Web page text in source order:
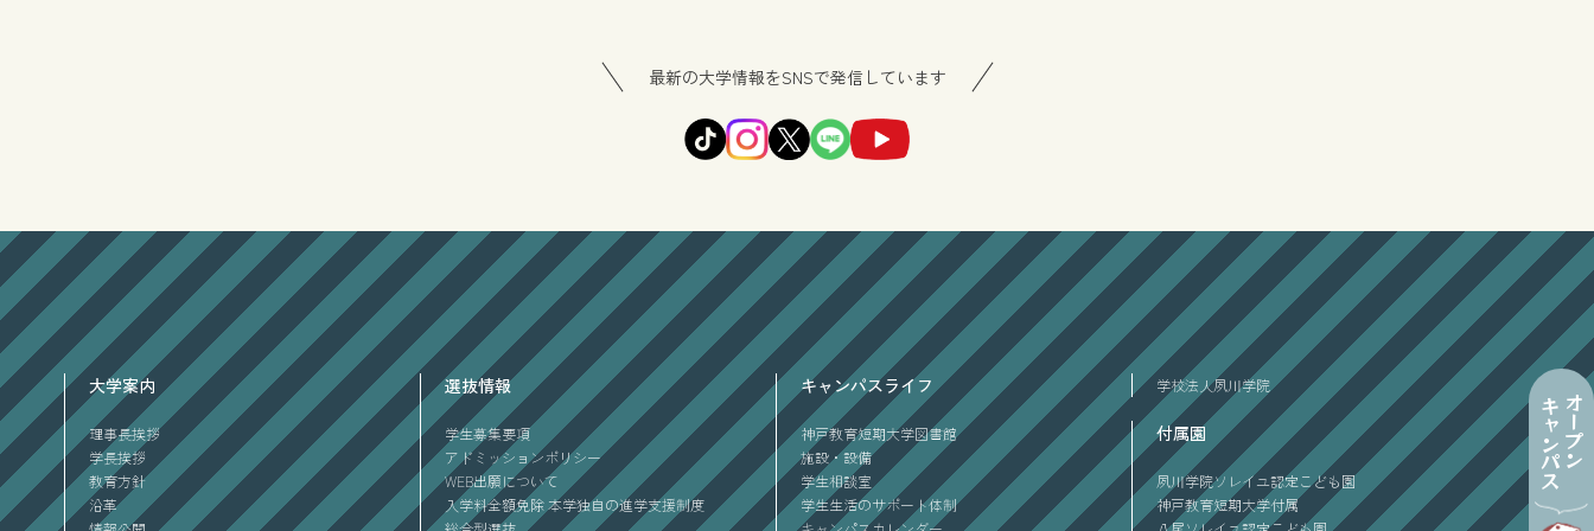
最新の大学情報をSNSで発信しています
大学案内
理事長挨拶
学長挨拶
教育方針
沿革
選抜情報
学生募集要項
アドミッションポリシー
WEB出願について
入学料全額免除 本学独自の進学支援制度
キャンパスライフ
神戸教育短期大学図書館
施設・設備
学生相談室
学生生活のサポート体制
学校法人夙川学院
付属園
夙川学院ソレイユ認定こども園
神戸教育短期大学付属
オープン
キャンパス